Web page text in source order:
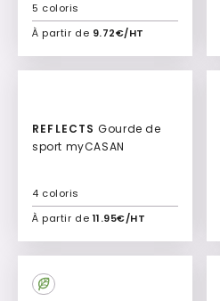
À partir de 9.72€/HT
5 coloris
Ajouter à mon devis
REFLECTS Gourde de
sport myCASAN
À partir de 11.95€/HT
4 coloris
Ajouter à mon devis